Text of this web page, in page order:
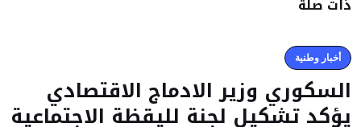
ذات صلة
أخبار وطنية
السكوري وزير الادماج الاقتصادي
يؤكد تشكيل لجنة لليقظة الاجتماعية